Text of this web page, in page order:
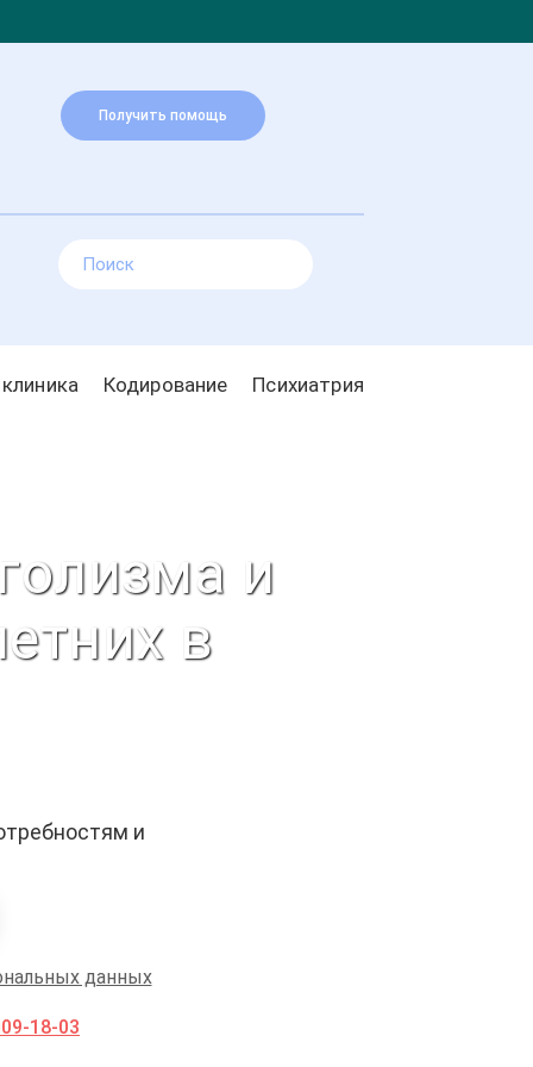
Получить помощь
Кодирование Психиатрия
и
в
и
данных
18-03